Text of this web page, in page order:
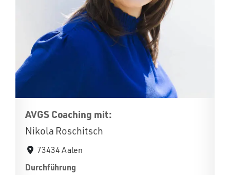
AVGS Coaching mit:
Nikola Roschitsch
73434 Aalen
Durchführung